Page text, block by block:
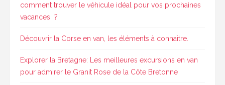
comment trouver le véhicule idéal pour vos prochaines
vacances ?
Découvrir la Corse en van, les éléments à connaitre.
Explorer la Bretagne: Les meilleures excursions en van
pour admirer le Granit Rose de la Côte Bretonne